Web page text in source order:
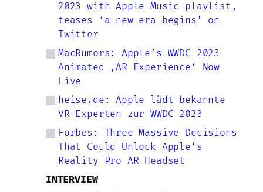
2023 with Apple Music playlist,
teases ‘a new era begins’ on
Twitter
MacRumors: Apple’s WWDC 2023
Animated ‚AR Experience‘ Now
Live
heise.de: Apple lädt bekannte
VR-Experten zur WWDC 2023
Forbes: Three Massive Decisions
That Could Unlock Apple’s
Reality Pro AR Headset
INTERVIEW